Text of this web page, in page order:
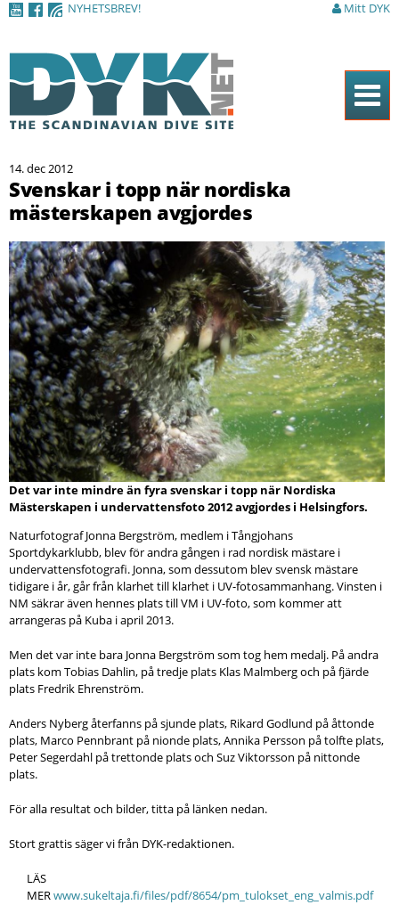
NYHETSBREV! Mitt DYK
Hem
Tidningen
Nyheter
Artiklar
DYK Guiden
Shop
Kontakt
Sök
14. dec 2012
Svenskar i topp när nordiska
mästerskapen avgjordes
Det var inte mindre än fyra svenskar i topp när Nordiska
Mästerskapen i undervattensfoto 2012 avgjordes i Helsingfors.
Naturfotograf Jonna Bergström, medlem i Tångjohans
Sportdykarklubb, blev för andra gången i rad nordisk mästare i
undervattensfotografi. Jonna, som dessutom blev svensk mästare
tidigare i år, går från klarhet till klarhet i UV-fotosammanhang. Vinsten i
NM säkrar även hennes plats till VM i UV-foto, som kommer att
arrangeras på Kuba i april 2013.
Men det var inte bara Jonna Bergström som tog hem medalj. På andra
plats kom Tobias Dahlin, på tredje plats Klas Malmberg och på fjärde
plats Fredrik Ehrenström.
Anders Nyberg återfanns på sjunde plats, Rikard Godlund på åttonde
plats, Marco Pennbrant på nionde plats, Annika Persson på tolfte plats,
Peter Segerdahl på trettonde plats och Suz Viktorsson på nittonde
plats.
För alla resultat och bilder, titta på länken nedan.
Stort grattis säger vi från DYK-redaktionen.
LÄS
MERwww.sukeltaja.fi/files/pdf/8654/pm_tulokset_eng_valmis.pdf